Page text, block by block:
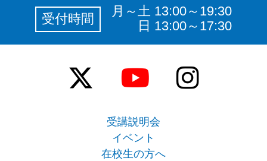
受付時間
月～土 13:00～19:30
日 13:00～17:30
受講説明会
イベント
在校生の方へ